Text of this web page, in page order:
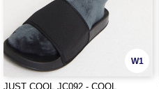
W1
JUST COOL JC092 - COOL